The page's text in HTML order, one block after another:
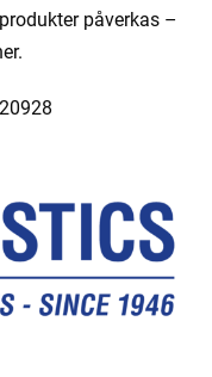
påverkas –